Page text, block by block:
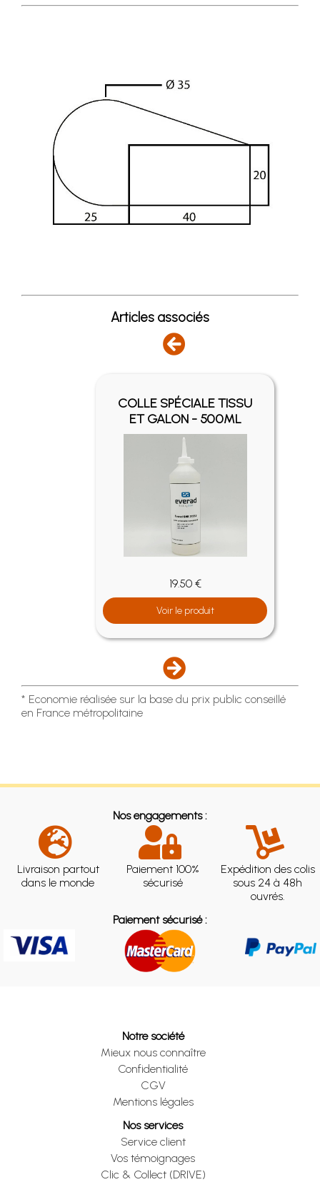
Articles associés
COLLE SPÉCIALE TISSU
ET GALON - 500ML
19.50 €
Voir le produit
* Economie réalisée sur la base du prix public conseillé
en France métropolitaine
Nos engagements :
Livraison partout
dans le monde
Paiement 100%
sécurisé
Expédition des colis
sous 24 à 48h
ouvrés.
Paiement sécurisé :
Notre société
Mieux nous connaître
Confidentialité
CGV
Mentions légales
Nos services
Service client
Vos témoignages
Clic & Collect (DRIVE)